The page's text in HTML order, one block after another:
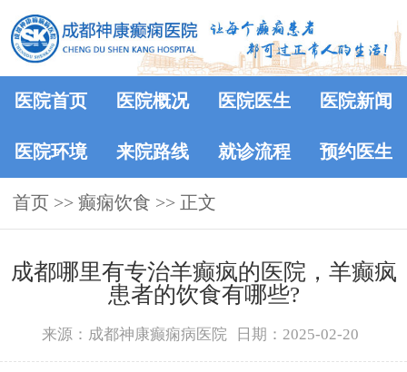
医院首页 医院概况 医院医生 医院新闻
医院环境 来院路线 就诊流程 预约医生
首页 >> 癫痫饮食 >> 正文
成都哪里有专治羊癫疯的医院，羊癫疯
患者的饮食有哪些?
来源：成都神康癫痫病医院 日期：2025-02-20